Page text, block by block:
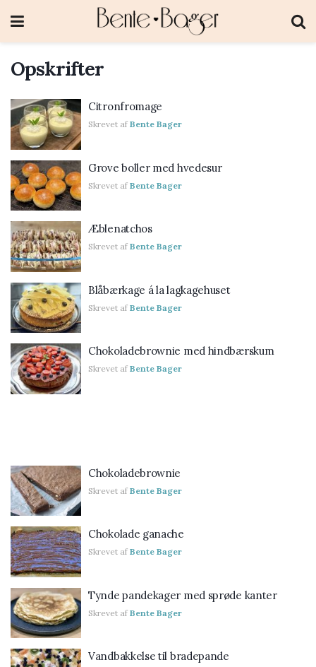
Opskrifter
Citronfromage
Skrevet af Bente Bager
Grove boller med hvedesur
Skrevet af Bente Bager
Æblenatchos
Skrevet af Bente Bager
Blåbærkage á la lagkagehuset
Skrevet af Bente Bager
Chokoladebrownie med hindbærskum
Skrevet af Bente Bager
Chokoladebrownie
Skrevet af Bente Bager
Chokolade ganache
Skrevet af Bente Bager
Tynde pandekager med sprøde kanter
Skrevet af Bente Bager
Vandbakkelse til bradepande